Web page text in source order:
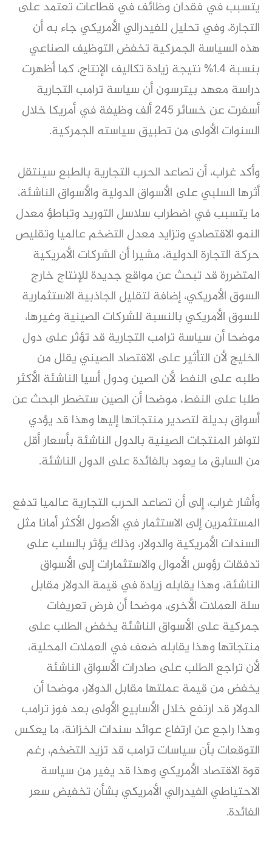
يتسبب في فقدان وظائف في قطاعات تعتمد على
التجارة، وفي تحليل للفيدرالي الأمريكي جاء به أن
هذه السياسة الجمركية تخفض التوظيف الصناعي
بنسبة 1.4% نتيجة زيادة تكاليف الإنتاج، كما أظهرت
دراسة معهد بيترسون أن سياسة ترامب التجارية
أسفرت عن خسائر 245 ألف وظيفة في أمريكا خلال
السنوات الأولى من تطبيق سياسته الجمركية.
وأكد غراب، أن تصاعد الحرب التجارية بالطبع سينتقل
أثرها السلبي على الأسواق الدولية والأسواق الناشئة،
ما يتسبب في اضطراب سلاسل التوريد وتباطؤ معدل
النمو الاقتصادي وتزايد معدل التضخم عالميا وتقليص
حركة التجارة الدولية، مشيرا أن الشركات الأمريكية
المتضررة قد تبحث عن مواقع جديدة للإنتاج خارج
السوق الأمريكي، إضافة لتقليل الجاذبية الاستثمارية
للسوق الأمريكي بالنسبة للشركات الصينية وغيرها،
موضحا أن سياسة ترامب التجارية قد تؤثر على دول
الخليج لأن التأثير على الاقتصاد الصيني يقلل من
طلبه على النفط لأن الصين ودول أسيا الناشئة الأكثر
طلبا على النفط، موضحا أن الصين ستضطر البحث عن
أسواق بديلة لتصدير منتجاتها إليها وهذا قد يؤدي
لتوافر المنتجات الصينية بالدول الناشئة بأسعار أقل
من السابق ما يعود بالفائدة على الدول الناشئة.
وأشار غراب، إلى أن تصاعد الحرب التجارية عالميا تدفع
المستثمرين إلى الاستثمار في الأصول الأكثر أمانا مثل
السندات الأمريكية والدولار، وذلك يؤثر بالسلب على
تدفقات رؤوس الأموال والاستثمارات إلى الأسواق
الناشئة، وهذا يقابله زيادة في قيمة الدولار مقابل
سلة العملات الأخرى، موضحا أن فرض تعريفات
جمركية على الأسواق الناشئة يخفض الطلب على
منتجاتها وهذا يقابله ضعف في العملات المحلية،
لأن تراجع الطلب على صادرات الأسواق الناشئة
يخفض من قيمة عملتها مقابل الدولار، موضحا أن
الدولار قد ارتفع خلال الأسابيع الأولى بعد فوز ترامب
وهذا راجع عن ارتفاع عوائد سندات الخزانة، ما يعكس
التوقعات بأن سياسات ترامب قد تزيد التضخم، رغم
قوة الاقتصاد الأمريكي وهذا قد يغير من سياسة
الاحتياطي الفيدرالي الأمريكي بشأن تخفيض سعر
الفائدة.